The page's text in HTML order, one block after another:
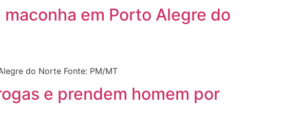
em Porto Alegre do
do Norte Fonte: PM/MT
e prendem homem por